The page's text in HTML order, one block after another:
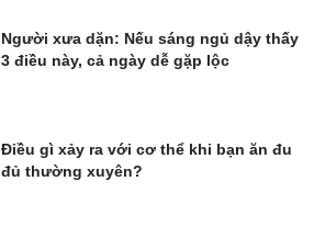
Người xưa dặn: Nếu sáng ngủ dậy thấy
3 điều này, cả ngày dễ gặp lộc
Điều gì xảy ra với cơ thể khi bạn ăn đu
đủ thường xuyên?